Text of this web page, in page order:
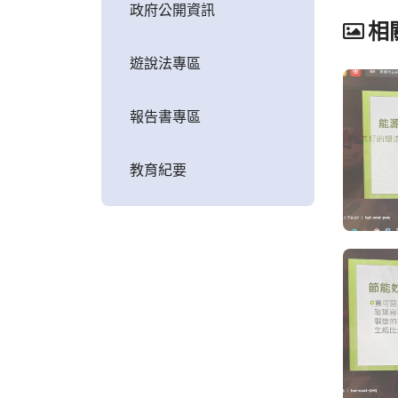
政府公開資訊
遊說法專區
報告書專區
教育紀要
相